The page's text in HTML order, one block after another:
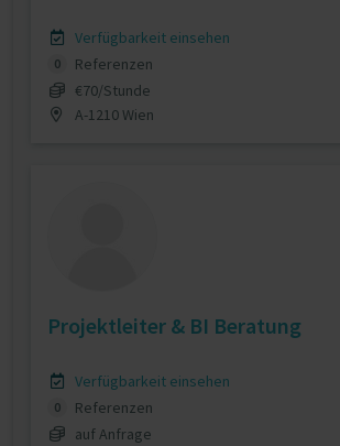
Verfügbarkeit einsehen
0
Referenzen
€70/Stunde
A-1210 Wien
Projektleiter & BI Beratung
Verfügbarkeit einsehen
0
Referenzen
auf Anfrage